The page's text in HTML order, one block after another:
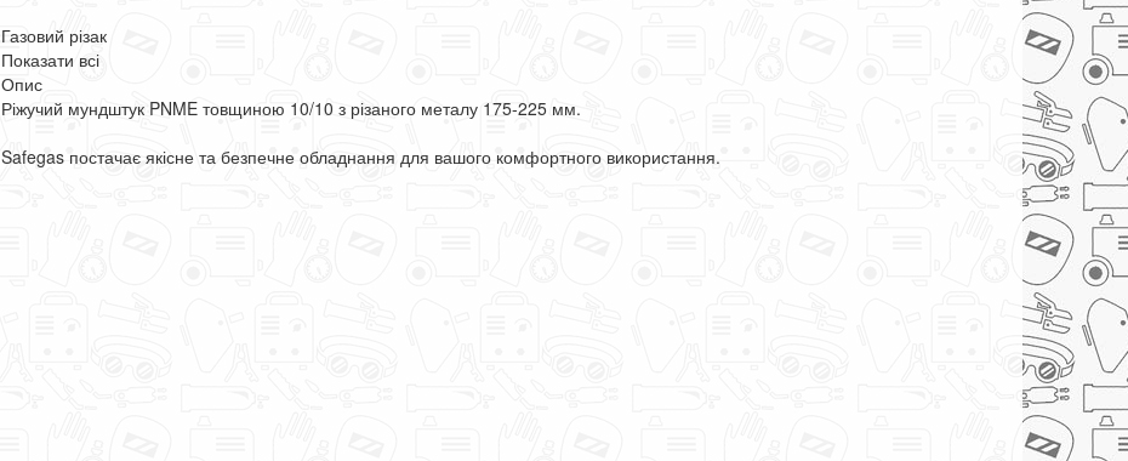
Газовий різак
Показати всі
Опис
Ріжучий мундштук PNME товщиною 10/10 з різаного металу 175-225 мм.
Safegas постачає якісне та безпечне обладнання для вашого комфортного використання.